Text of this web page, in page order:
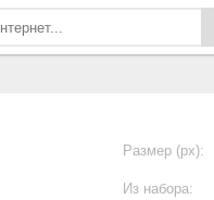
Размер (px):
Из набора: